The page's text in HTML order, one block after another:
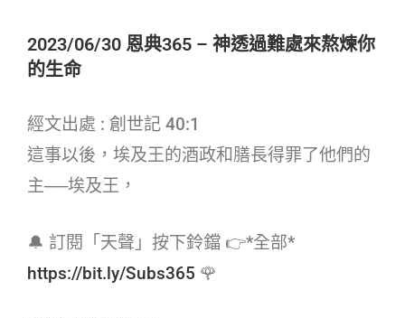
2023/06/30 恩典365 – 神透過難處來熬煉你
的生命
經文出處 : 創世記 40:1
這事以後，埃及王的酒政和膳長得罪了他們的
主──埃及王，
🔔 訂閱「天聲」按下鈴鐺 👉*全部*
https://bit.ly/Subs365 🌹